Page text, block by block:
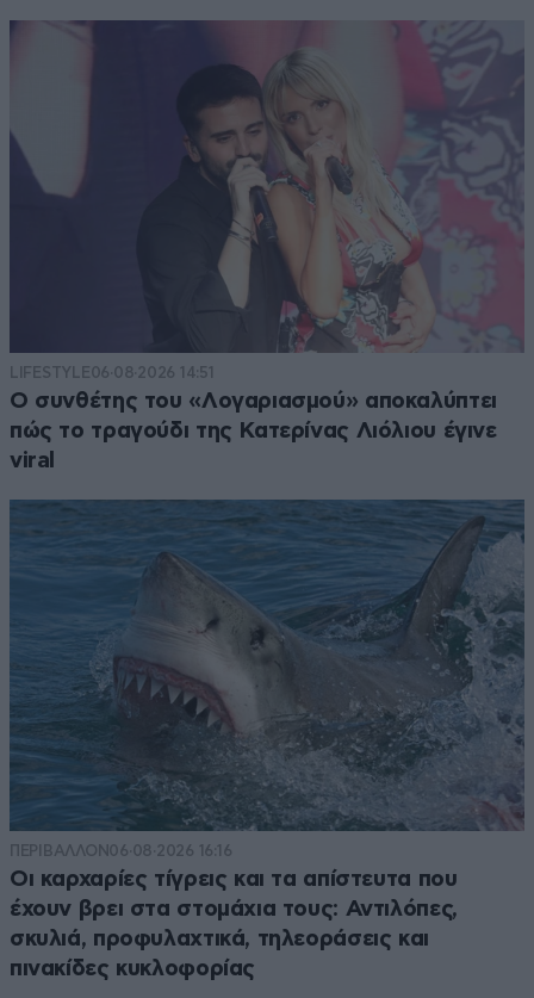
LIFESTYLE06·08·2026 14:51
Ο συνθέτης του «Λογαριασμού» αποκαλύπτει
πώς το τραγούδι της Κατερίνας Λιόλιου έγινε
viral
ΠΕΡΙΒΑΛΛΟΝ 06·08·2026 16:16
Οι καρχαρίες τίγρεις και τα απίστευτα που
έχουν βρει στα στομάχια τους: Αντιλόπες,
σκυλιά, προφυλαχτικά, τηλεοράσεις και
πινακίδες κυκλοφορίας